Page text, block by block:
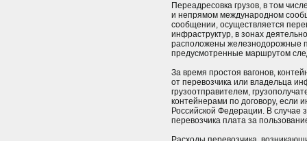
Переадресовка грузов, в том
и непрямом международном
сообщении, осуществляется
инфраструктур, в зонах
расположены железнодорожные
предусмотренные маршрутом
За время простоя вагонов,
от перевозчика или владельца
грузоотправителем,
контейнерами по договору, если
Российской Федерации. В случае
перевозчика плата за